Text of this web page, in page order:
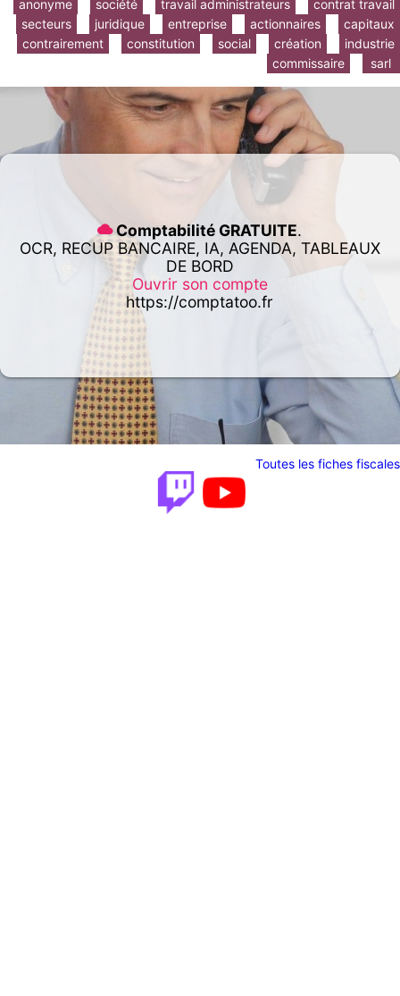
contrat travail
travail administrateurs
société
anonyme
capitaux
actionnaires
entreprise
juridique
secteurs
industrie
création
social
constitution
contrairement
sarl
commissaire
Comptabilité GRATUITE.
OCR, RECUP BANCAIRE, IA, AGENDA, TABLEAUX
DE BORD
Ouvrir son compte
https://comptatoo.fr
Toutes les fiches fiscales